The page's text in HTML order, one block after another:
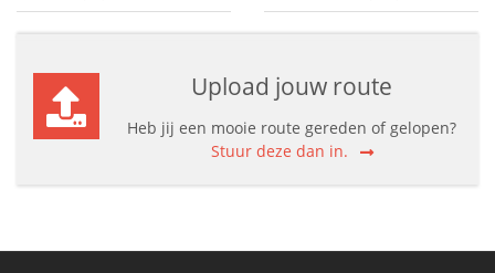
Upload jouw route
Heb jij een mooie route gereden of gelopen?
Stuur deze dan in.